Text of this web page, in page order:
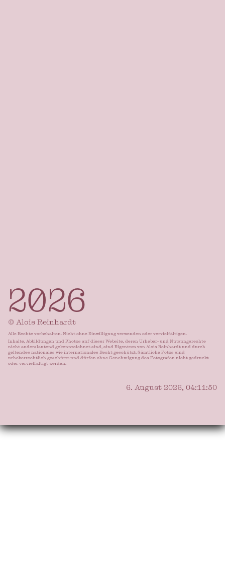
2026
© Alois Reinhardt
Alle Rechte vorbehalten. Nicht ohne Einwilligung verwenden oder vervielfältigen.
Inhalte, Abbildungen und Photos auf dieser Website, deren Urheber- und Nutzungsrechte
nicht anderslautend gekennzeichnet sind, sind Eigentum von Alois Reinhardt und durch
geltendes nationales wie internationales Recht geschützt. Sämtliche Fotos sind
urheberrechtlich geschützt und dürfen ohne Genehmigung des Fotografen nicht gedruckt
oder vervielfältigt werden.
6. August 2026, 04:11:53